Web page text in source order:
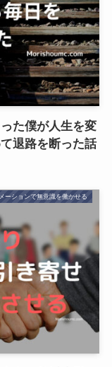
た僕が人生を変
退路を断った話
ーションで無意識を働かせる